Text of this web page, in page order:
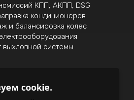
КПП, АКПП, DSG
кондиционеров
и балансировка колес
выхлопной системы
конфиденциальности
cookie.